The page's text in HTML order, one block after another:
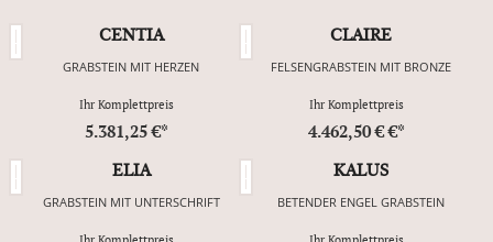
CENTIA
GRABSTEIN MIT HERZEN
Ihr Komplettpreis
5.381,25 €*
CLAIRE
FELSENGRABSTEIN MIT BRONZE
Ihr Komplettpreis
4.462,50 € €*
ELIA
GRABSTEIN MIT UNTERSCHRIFT
KALUS
BETENDER ENGEL GRABSTEIN